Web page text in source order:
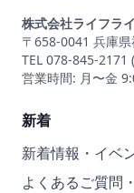
株式会社ライフラ
〒658-0041 兵庫
TEL 078-845-2171
営業時間: 月〜金
新着
新着情報・イベ
よくあるご質問